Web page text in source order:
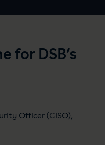
for DSB’s
Officer (CISO),